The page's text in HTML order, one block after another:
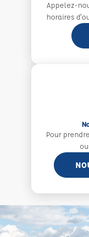
Appelez-
horaires
Pour